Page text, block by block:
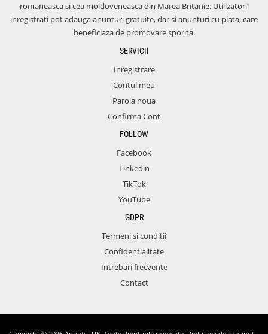
romaneasca si cea moldoveneasca din Marea Britanie. Utilizatorii
inregistrati pot adauga anunturi gratuite, dar si anunturi cu plata, care
beneficiaza de promovare sporita.
SERVICII
Inregistrare
Contul meu
Parola noua
Confirma Cont
FOLLOW
Facebook
Linkedin
TikTok
YouTube
GDPR
Termeni si conditii
Confidentialitate
Intrebari frecvente
Contact